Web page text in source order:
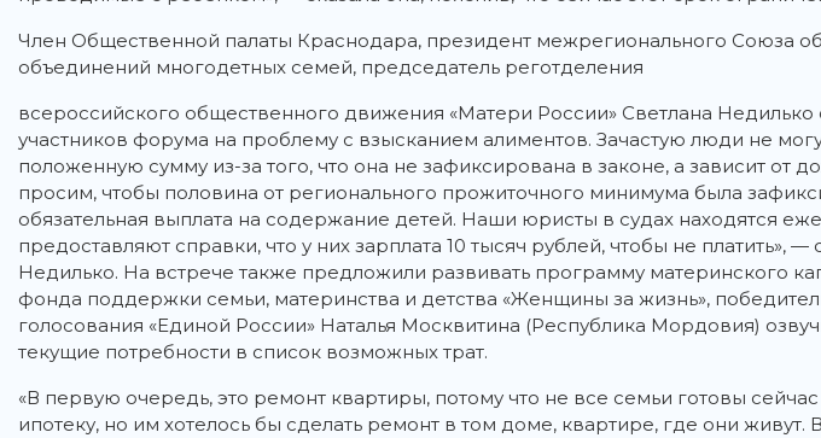
Член Общественной палаты Краснодара, президент межрегионального Союза
объединений многодетных семей, председатель реготделения
всероссийского общественного движения «Матери России» Светлана Недилько
участников форума на проблему с взысканием алиментов. Зачастую люди не
положенную сумму из-за того, что она не зафиксирована в законе, а зависит от
просим, чтобы половина от регионального прожиточного минимума была
обязательная выплата на содержание детей. Наши юристы в судах находятся
предоставляют справки, что у них зарплата 10 тысяч рублей, чтобы не платить», —
Недилько. На встрече также предложили развивать программу материнского
фонда поддержки семьи, материнства и детства «Женщины за жизнь»,
голосования «Единой России» Наталья Москвитина (Республика Мордовия)
текущие потребности в список возможных трат.
«В первую очередь, это ремонт квартиры, потому что не все семьи готовы
ипотеку, но им хотелось бы сделать ремонт в том доме, квартире, где они живут.